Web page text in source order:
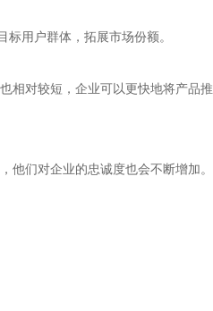
用户群体，拓展市场份额。
相对较短，企业可以更快地将产品推
们对企业的忠诚度也会不断增加。